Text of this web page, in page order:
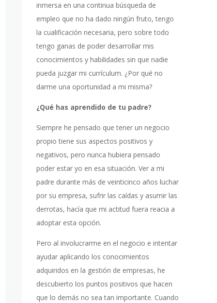
inmersa en una continua búsqueda de
empleo que no ha dado ningún fruto, tengo
la cualificación necesaria, pero sobre todo
tengo ganas de poder desarrollar mis
conocimientos y habilidades sin que nadie
pueda juzgar mi currículum. ¿Por qué no
darme una oportunidad a mi misma?
¿Qué has aprendido de tu padre?
Siempre he pensado que tener un negocio
propio tiene sus aspectos positivos y
negativos, pero nunca hubiera pensado
poder estar yo en esa situación. Ver a mi
padre durante más de veinticinco años luchar
por su empresa, sufrir las caídas y asumir las
derrotas, hacía que mi actitud fuera reacia a
adoptar esta opción.
Pero al involucrarme en el negocio e intentar
ayudar aplicando los conocimientos
adquiridos en la gestión de empresas, he
descubierto los puntos positivos que hacen
que lo demás no sea tan importante. Cuando